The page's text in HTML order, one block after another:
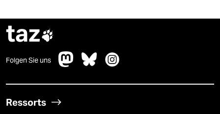
taz
Folgen Sie uns
Ressorts